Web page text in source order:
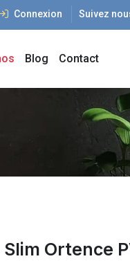
Connexion Suivez
Blog Contact
Ortence